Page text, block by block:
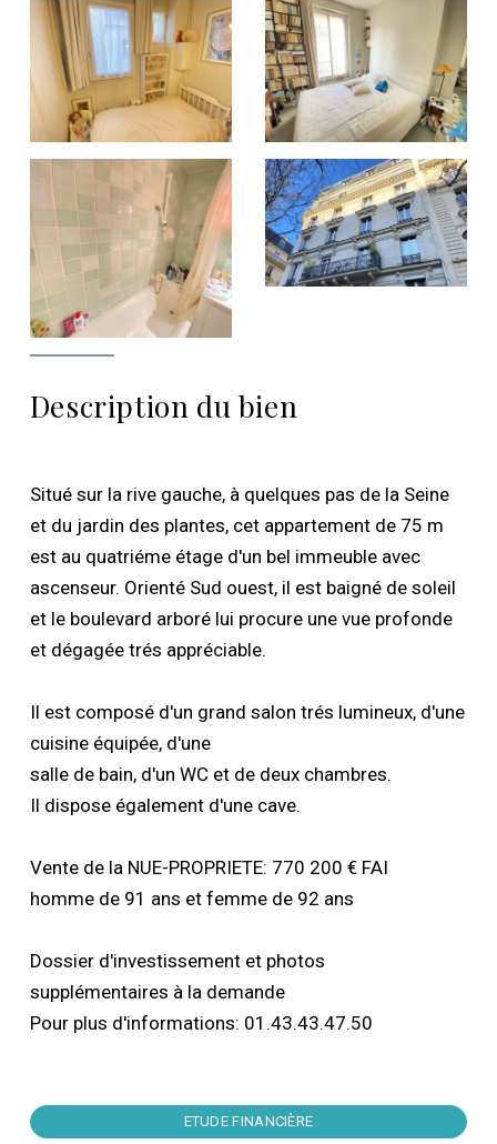
Description du bien
Situé sur la rive gauche, à quelques pas de la Seine
et du jardin des plantes, cet appartement de 75 m
est au quatriéme étage d'un bel immeuble avec
ascenseur. Orienté Sud ouest, il est baigné de soleil
et le boulevard arboré lui procure une vue profonde
et dégagée trés appréciable.
Il est composé d'un grand salon trés lumineux, d'une
cuisine équipée, d'une
salle de bain, d'un WC et de deux chambres.
Il dispose également d'une cave.
Vente de la NUE-PROPRIETE: 770 200 € FAI
homme de 91 ans et femme de 92 ans
Dossier d'investissement et photos
supplémentaires à la demande
Pour plus d'informations: 01.43.43.47.50
ETUDE FINANCIÈRE